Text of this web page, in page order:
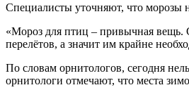
Специалисты уточняют, что морозы
«Мороз для птиц – привычная вещь.
перелётов, а значит им крайне
По словам орнитологов, сегодня
орнитологи отмечают, что места